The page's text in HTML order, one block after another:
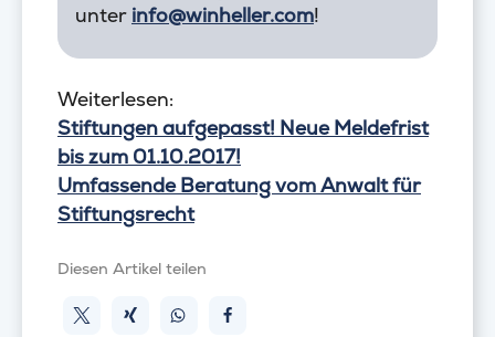
unter info@winheller.com!
Weiterlesen:
Stiftungen aufgepasst! Neue Meldefrist
bis zum 01.10.2017!
Umfassende Beratung vom Anwalt für
Stiftungsrecht
Diesen Artikel teilen